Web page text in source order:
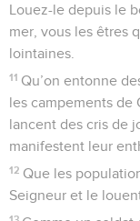
Louez-le depuis le
mer, vous les êtres
lointaines.
11 Qu’on entonne
les campements de
lancent des cris de
manifestent leur
12 Que les
Seigneur et le
13